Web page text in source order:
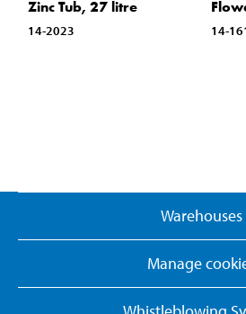
Zinc Tub, 27 litre
14-2023 14-
Warehouses
Manage